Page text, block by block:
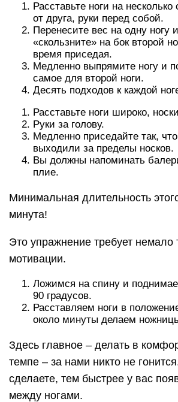
Расставьте ноги на несколько
от друга, руки перед собой.
Перенесите вес на одну ногу
«скользните» на бок второй
время приседая.
Медленно выпрямите ногу и
самое для второй ноги.
Десять подходов к каждой
Расставьте ноги широко,
Руки за голову.
Медленно приседайте так,
выходили за пределы носков.
Вы должны напоминать
плие.
Минимальная длительность
минута!
Это упражнение требует немало
мотивации.
Ложимся на спину и
90 градусов.
Расставляем ноги в
около минуты делаем
Здесь главное – делать в
темпе – за нами никто не
сделаете, тем быстрее у вас
между ногами.